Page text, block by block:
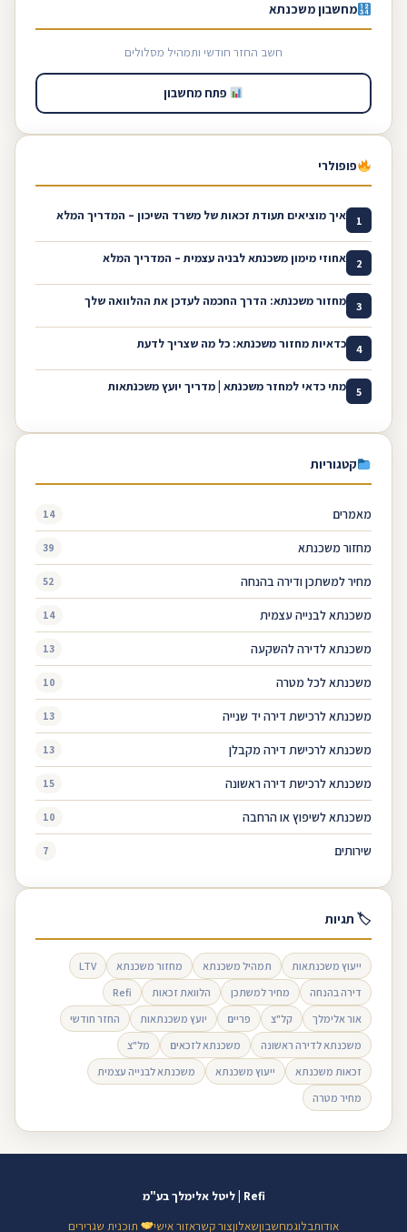
מחשבון משכנתא
חשב החזר חודשי ותמהיל מסלולים
פתח מחשבון
פופולרי
1 איך מוציאים תעודת זכאות של משרד השיכון – המדריך המלא
2 אחוזי מימון משכנתא לבניה עצמית – המדריך המלא
3 מחזור משכנתא: הדרך החכמה לעדכן את ההלוואה שלך
4 כדאיות מחזור משכנתא: כל מה שצריך לדעת
5 מתי כדאי למחזר משכנתא | מדריך יועץ משכנתאות
קטגוריות
מאמרים 14
מחזור משכנתא 39
מחיר למשתכן ודירה בהנחה 52
משכנתא לבנייה עצמית 14
משכנתא לדירה להשקעה 13
משכנתא לכל מטרה 10
משכנתא לרכישת דירה יד שנייה 13
משכנתא לרכישת דירה מקבלן 13
משכנתא לרכישת דירה ראשונה 15
משכנתא לשיפוץ או הרחבה 10
שירותים 7
🏷 תגיות
ייעוץ משכנתאות תמהיל משכנתא מחזור משכנתא
LTV
דירה בהנחה
מחיר למשתכן הלוואת זכאות
Refi
אור אלימלך
קל"צ פריים יועץ משכנתאות
החזר חודשי
משכנתא לדירה ראשונה
משכנתא לזכאים
מל"צ
זכאות משכנתא
ייעוץ משכנתא
משכנתא לבנייה עצמית
מחיר מטרה
Refi | ליטל אלימלך בע"מ
אודותבלוגמחשבוןשאלוןצור קשראזור אישי תוכנית שגרירים